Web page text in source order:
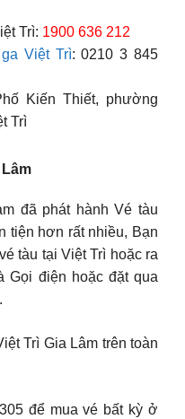
Trì: 1900 636 212
Việt Trì: 0210 3 845
Kiến Thiết, phường
Trì
đã phát hành Vé tàu
tiện hơn rất nhiều, Bạn
tàu tại Việt Trì hoặc ra
Gọi điện hoặc đặt qua
Trì Gia Lâm trên toàn
để mua vé bất kỳ ở